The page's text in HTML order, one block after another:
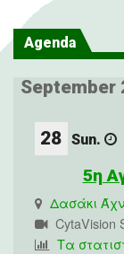
Agenda
September
28 Sun.
5η
Δασάκι
CytaVision
Τα